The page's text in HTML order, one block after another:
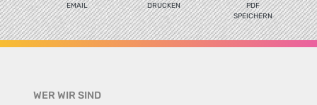
EMAIL DRUCKEN
PDF
SPEICHERN
WER WIR SIND